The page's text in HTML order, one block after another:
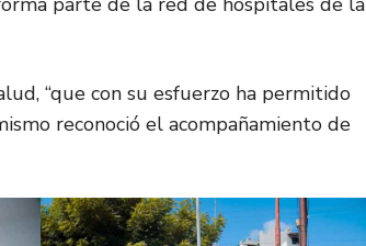
“que con su esfuerzo ha permitido
reconoció el acompañamiento de